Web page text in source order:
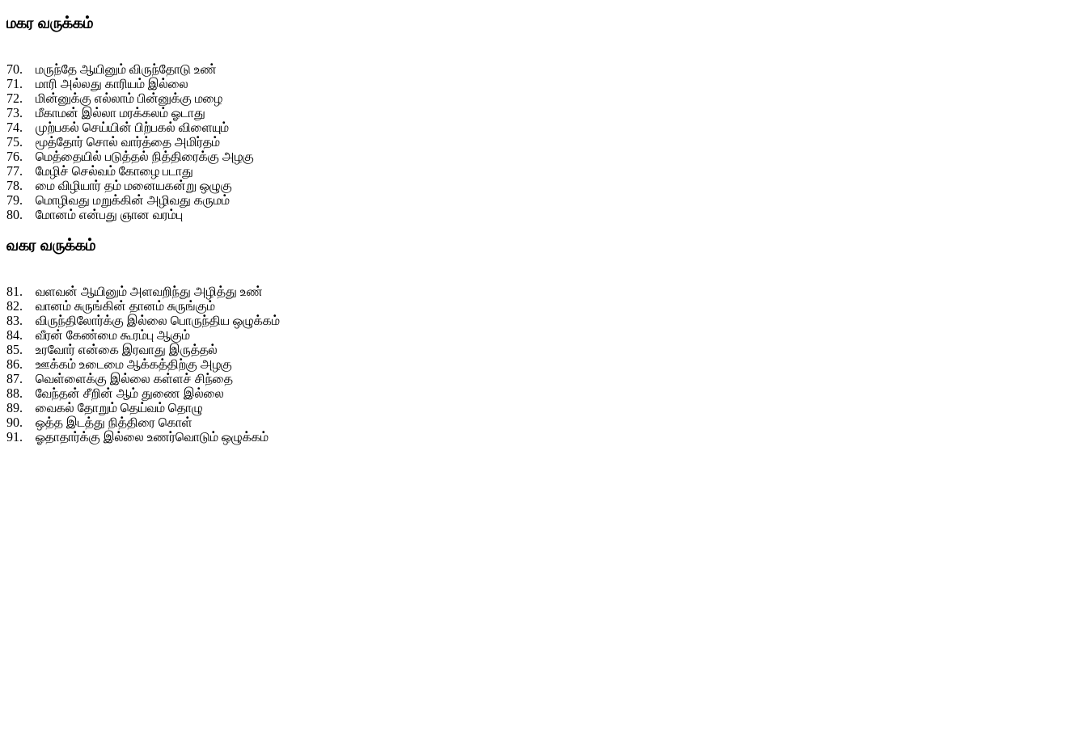
மகர வருக்கம்
70. மருந்தே ஆயினும் விருந்தோடு உண்
71. மாரி அல்லது காரியம் இல்லை
72. மின்னுக்கு எல்லாம் பின்னுக்கு மழை
73. மீகாமன் இல்லா மரக்கலம் ஓடாது
74. முற்பகல் செய்யின் பிற்பகல் விளையும்
75. மூத்தோர் சொல் வார்த்தை அமிர்தம்
76. மெத்தையில் படுத்தல் நித்திரைக்கு அழகு
77. மேழிச் செல்வம் கோழை படாது
78. மை விழியார் தம் மனையகன்று ஒழுகு
79. மொழிவது மறுக்கின் அழிவது கருமம்
80. மோனம் என்பது ஞான வரம்பு
வகர வருக்கம்
81. வளவன் ஆயினும் அளவறிந்து அழித்து உண்
82. வானம் சுருங்கின் தானம் சுருங்கும்
83. விருந்திலோர்க்கு இல்லை பொருந்திய ஒழுக்கம்
84. வீரன் கேண்மை கூரம்பு ஆகும்
85. உரவோர் என்கை இரவாது இருத்தல்
86. ஊக்கம் உடைமை ஆக்கத்திற்கு அழகு
87. வெள்ளைக்கு இல்லை கள்ளச் சிந்தை
88. வேந்தன் சீறின் ஆம் துணை இல்லை
89. வைகல் தோறும் தெய்வம் தொழு
90. ஒத்த இடத்து நித்திரை கொள்
91. ஓதாதார்க்கு இல்லை உணர்வொடும் ஒழுக்கம்